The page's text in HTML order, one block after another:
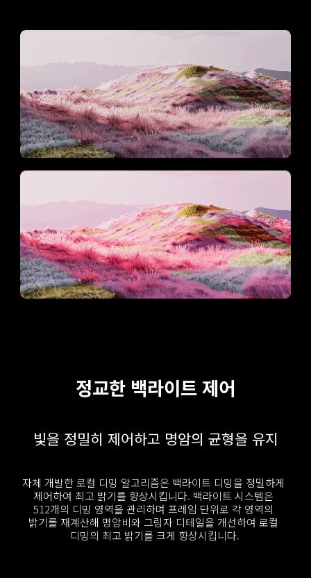
정교한 백라이트 제어
빛을 정밀히 제어하고 명암의 균형을 유지
자체 개발한 로컬 디밍 알고리즘은 백라이트 디밍을 정밀하게
제어하여 최고 밝기를 향상시킵니다. 백라이트 시스템은
512개의 디밍 영역을 관리하며 프레임 단위로 각 영역의
밝기를 재계산해 명암비와 그림자 디테일을 개선하여 로컬
디밍의 최고 밝기를 크게 향상시킵니다.